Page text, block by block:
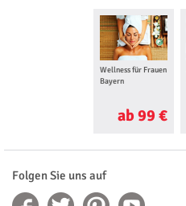
Wellness für Frauen
Bayern
ab 99 €
Folgen Sie uns auf